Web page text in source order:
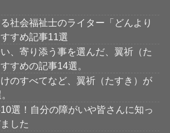
社会福祉士のライター「どんより
すめ記事11選
、寄り添う事を選んだ、翼祈（た
すめの記事14選。
のすべてなど、翼祈（たすき）が
選！自分の障がいや皆さんに知っ
した